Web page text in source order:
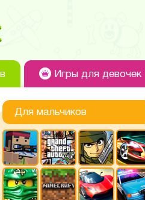
Игры для девочек
Для мальчиков